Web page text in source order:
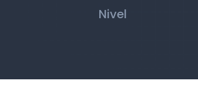
Nivel